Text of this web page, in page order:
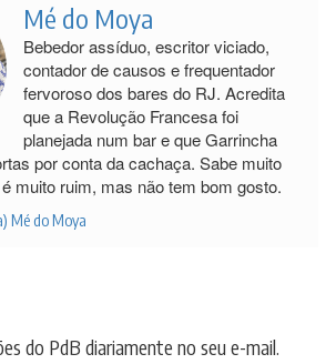
Mé do Moya
Bebedor assíduo, escritor viciado,
contador de causos e frequentador
fervoroso dos bares do RJ. Acredita
que a Revolução Francesa foi
planejada num bar e que Garrincha
por conta da cachaça. Sabe muito
muito ruim, mas não tem bom gosto.
Mé do Moya
do PdB diariamente no seu e-mail.